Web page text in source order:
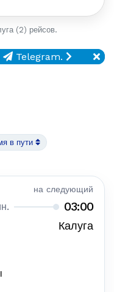
(2) рейсов.
Telegram.
в пути
на следующий
03:00
Калуга